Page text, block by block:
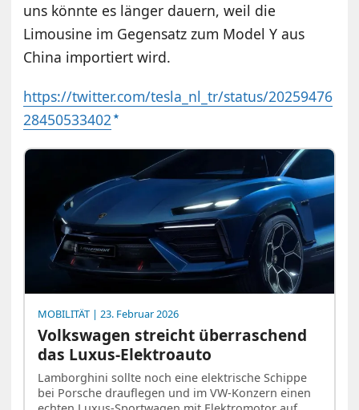
uns könnte es länger dauern, weil die
Limousine im Gegensatz zum Model Y aus
China importiert wird.
https://twitter.com/tesla_nl_tr/status/20259476
28450533402
MOBILITÄT | 23. Februar 2026
Volkswagen streicht überraschend
das Luxus-Elektroauto
Lamborghini sollte noch eine elektrische Schippe
bei Porsche drauflegen und im VW-Konzern einen